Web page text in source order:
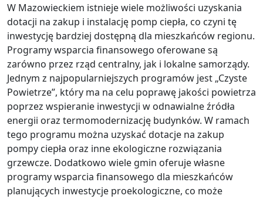
W Mazowieckiem istnieje wiele możliwości uzyskania
dotacji na zakup i instalację pomp ciepła, co czyni tę
inwestycję bardziej dostępną dla mieszkańców regionu.
Programy wsparcia finansowego oferowane są
zarówno przez rząd centralny, jak i lokalne samorządy.
Jednym z najpopularniejszych programów jest „Czyste
Powietrze”, który ma na celu poprawę jakości powietrza
poprzez wspieranie inwestycji w odnawialne źródła
energii oraz termomodernizację budynków. W ramach
tego programu można uzyskać dotacje na zakup
pompy ciepła oraz inne ekologiczne rozwiązania
grzewcze. Dodatkowo wiele gmin oferuje własne
programy wsparcia finansowego dla mieszkańców
planujących inwestycje proekologiczne, co może